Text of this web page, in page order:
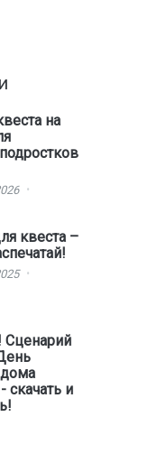
на
квеста –
Сценарий
скачать и